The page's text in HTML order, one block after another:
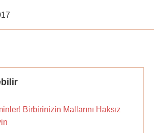
Birbirinizin Mallarını Haksız